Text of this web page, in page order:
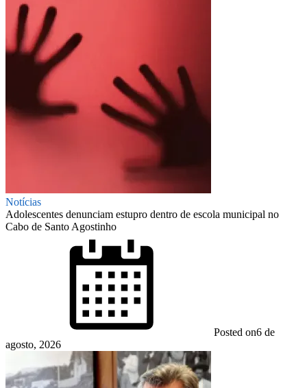
Notícias
Adolescentes denunciam estupro dentro de escola municipal no
Cabo de Santo Agostinho
Posted on6 de
agosto, 2026